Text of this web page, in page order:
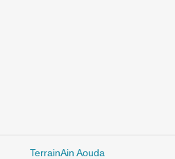
TerrainAin Aouda